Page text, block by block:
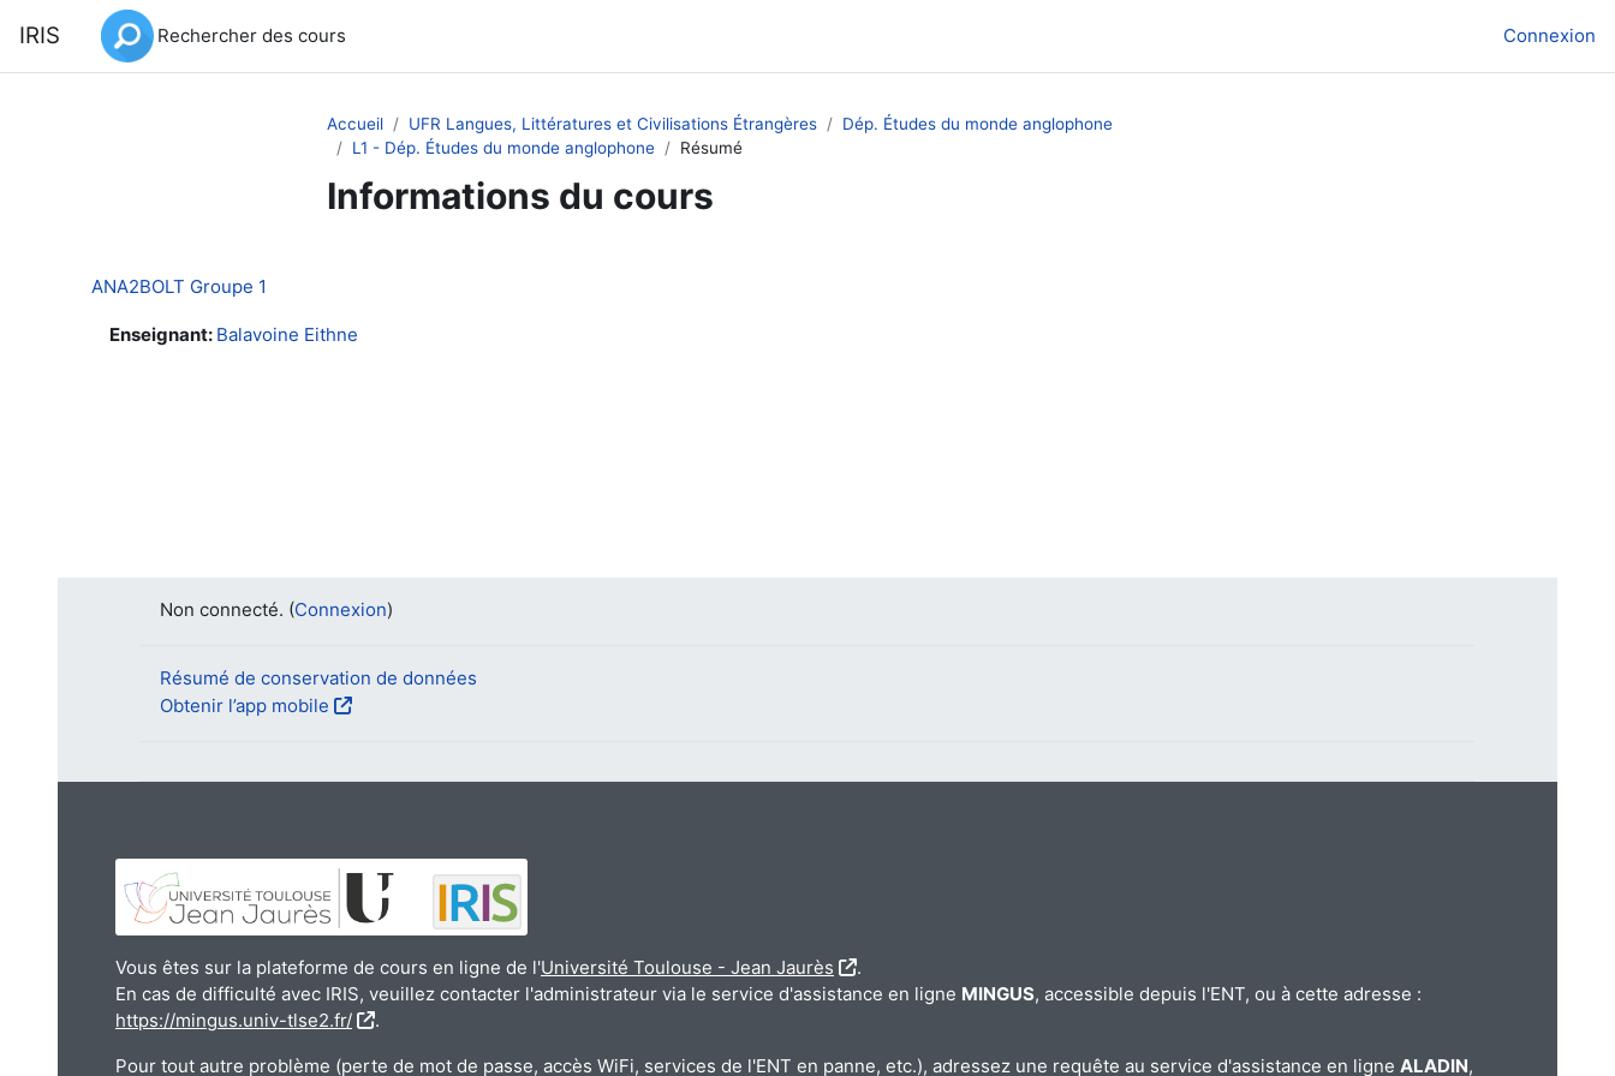
Passer au contenu principal
IRIS Rechercher des cours Connexion
Accueil UFR Langues, Littératures et Civilisations Étrangères
Dép. Études du monde anglophone
L1 - Dép. Études du monde anglophone
Résumé
Informations du cours
ANA2BOLT Groupe 1
Enseignant: Balavoine Eithne
Non connecté. (Connexion)
Résumé de conservation de données
Obtenir l’app mobile
Vous êtes sur la plateforme de cours en ligne de l'Université Toulouse - Jean Jaurès
.
En cas de difficulté avec IRIS, veuillez contacter l'administrateur via le service d'assistance en ligne MINGUS, accessible depuis l'ENT, ou à cette adresse :
https://mingus.univ-tlse2.fr/
.
Pour tout autre problème (perte de mot de passe, accès WiFi, services de l'ENT en panne, etc.), adressez une requête au service d'assistance en ligne ALADIN,